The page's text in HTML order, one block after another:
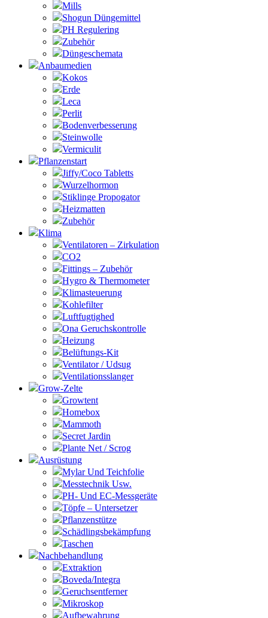
Mills
Shogun Düngemittel
PH Regulering
Zubehör
Düngeschemata
Anbaumedien
Kokos
Erde
Leca
Perlit
Bodenverbesserung
Steinwolle
Vermiculit
Pflanzenstart
Jiffy/Coco Tabletts
Wurzelhormon
Stiklinge Propogator
Heizmatten
Zubehör
Klima
Ventilatoren – Zirkulation
CO2
Fittings – Zubehör
Hygro & Thermometer
Klimasteuerung
Kohlefilter
Luftfugtighed
Ona Geruchskontrolle
Heizung
Belüftungs-Kit
Ventilator / Udsug
Ventilationsslanger
Grow-Zelte
Growtent
Homebox
Mammoth
Secret Jardin
Plante Net / Scrog
Ausrüstung
Mylar Und Teichfolie
Messtechnik Usw.
PH- Und EC-Messgeräte
Töpfe – Untersetzer
Pflanzenstütze
Schädlingsbekämpfung
Taschen
Nachbehandlung
Extraktion
Boveda/Integra
Geruchsentferner
Mikroskop
Aufbewahrung